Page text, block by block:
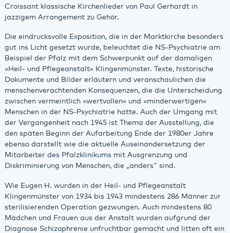
Croissant klassische Kirchenlieder von Paul Gerhardt in
jazzigem Arrangement zu Gehör.
Die eindrucksvolle Exposition, die in der Marktkirche besonders
gut ins Licht gesetzt wurde, beleuchtet die NS-Psychiatrie am
Beispiel der Pfalz mit dem Schwerpunkt auf der damaligen
»Heil- und Pflegeanstalt« Klingenmünster. Texte, historische
Dokumente und Bilder erläutern und veranschaulichen die
menschenverachtenden Konsequenzen, die die Unterscheidung
zwischen vermeintlich »wertvollen« und »minderwertigen«
Menschen in der NS-Psychiatrie hatte. Auch der Umgang mit
der Vergangenheit nach 1945 ist Thema der Ausstellung, die
den späten Beginn der Aufarbeitung Ende der 1980er Jahre
ebenso darstellt wie die aktuelle Auseinandersetzung der
Mitarbeiter des Pfalzklinikums mit Ausgrenzung und
Diskriminierung von Menschen, die „anders" sind.
Wie Eugen H. wurden in der Heil- und Pflegeanstalt
Klingenmünster von 1934 bis 1943 mindestens 286 Männer zur
sterilisierenden Operation gezwungen. Auch mindestens 80
Mädchen und Frauen aus der Anstalt wurden aufgrund der
Diagnose Schizophrenie unfruchtbar gemacht und litten oft ein